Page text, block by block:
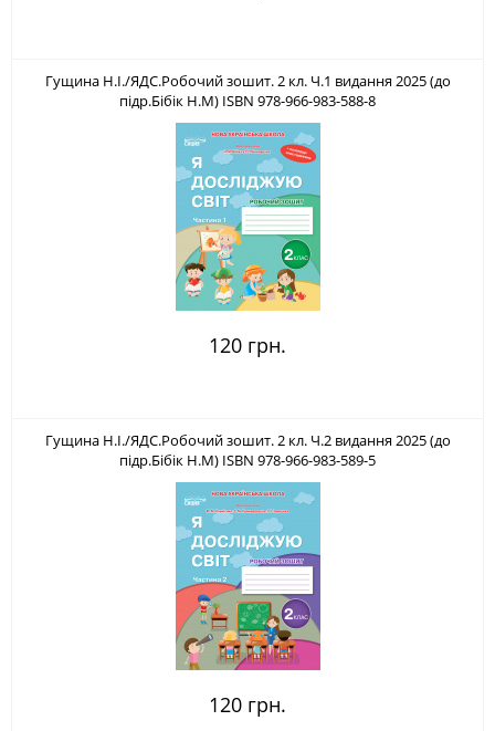
Гущина Н.І./ЯДС.Робочий зошит. 2 кл. Ч.1 видання 2025 (до
підр.Бібік Н.М) ISBN 978-966-983-588-8
120 грн.
Гущина Н.І./ЯДС.Робочий зошит. 2 кл. Ч.2 видання 2025 (до
підр.Бібік Н.М) ISBN 978-966-983-589-5
120 грн.